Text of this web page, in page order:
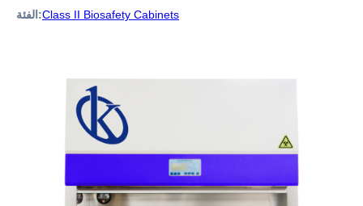
الفئة:Class II Biosafety Cabinets